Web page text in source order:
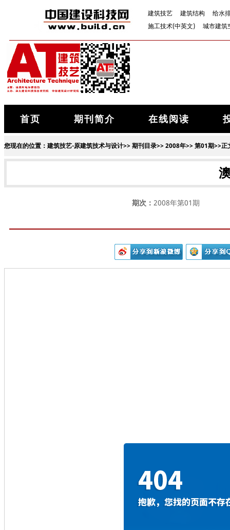
建筑技艺 建筑结构
给水
施工技术(中英文)
城市建筑
首页 期刊简介 在线阅读
您现在的位置： 建筑技艺-原建筑技术与设计>>期刊目录>>2008年>>第01期>>正
期次： 2008年第01期